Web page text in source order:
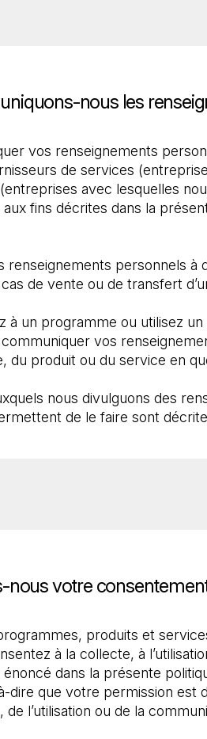
nous les
vos renseignements
de services
avec lesquelles
fins décrites dans la
renseignements personnels à
de vente ou de transfert
à un programme ou utilisez
vos
du produit ou du service en
nous divulguons des
de le faire sont
nous votre
produits et
à la collecte, à
dans la présente
dire que votre permission est